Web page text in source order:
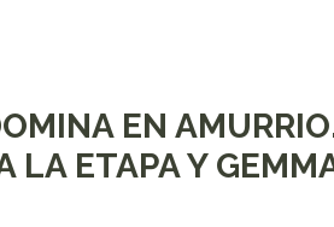
EN
LA ETAPA Y